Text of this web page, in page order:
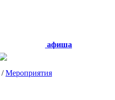
афиша
/Мероприятия